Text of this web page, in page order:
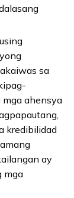
sa
mga ahensya
kredibilidad
ay
mga